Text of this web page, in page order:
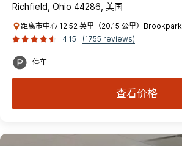
Richfield, Ohio 44286, 美国
距离市中心 12.52 英里（20.15 公里）Brookpark
4.15
(1755 reviews)
停车
查看价格